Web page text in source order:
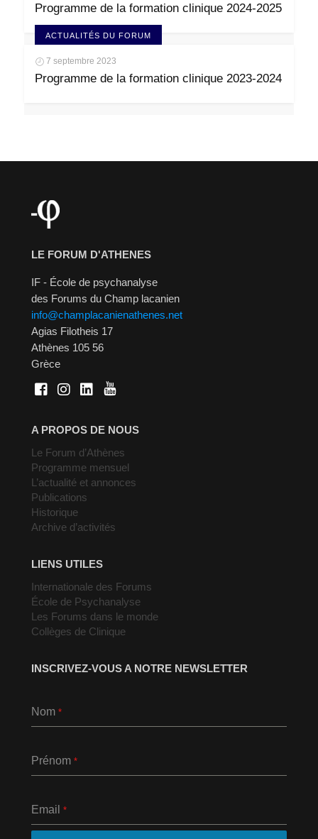
Programme de la formation clinique 2024-2025
ACTUALITÉS DU FORUM
7 septembre 2023
Programme de la formation clinique 2023-2024
LE FORUM D'ATHENES
IF - École de psychanalyse
des Forums du Champ lacanien
info@champlacanienathenes.net
Agias Filotheis 17
Athènes 105 56
Grèce
A PROPOS DE NOUS
Le Forum d’Athènes
Programme mensuel
L’actualité et annonces
Publications
Historique
Archive d’activités
LIENS UTILES
Internationale des Forums
École de Psychanalyse
Les Forums dans le monde
Collèges de Clinique
INSCRIVEZ-VOUS A NOTRE NEWSLETTER
Nom *
Prénom *
Email *